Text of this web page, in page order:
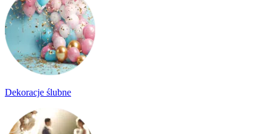
Dekoracje ślubne